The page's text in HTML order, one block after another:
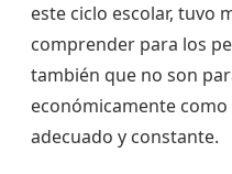
este ciclo escolar, tuvo
comprender para los
también que no son
económicamente
adecuado y constante.